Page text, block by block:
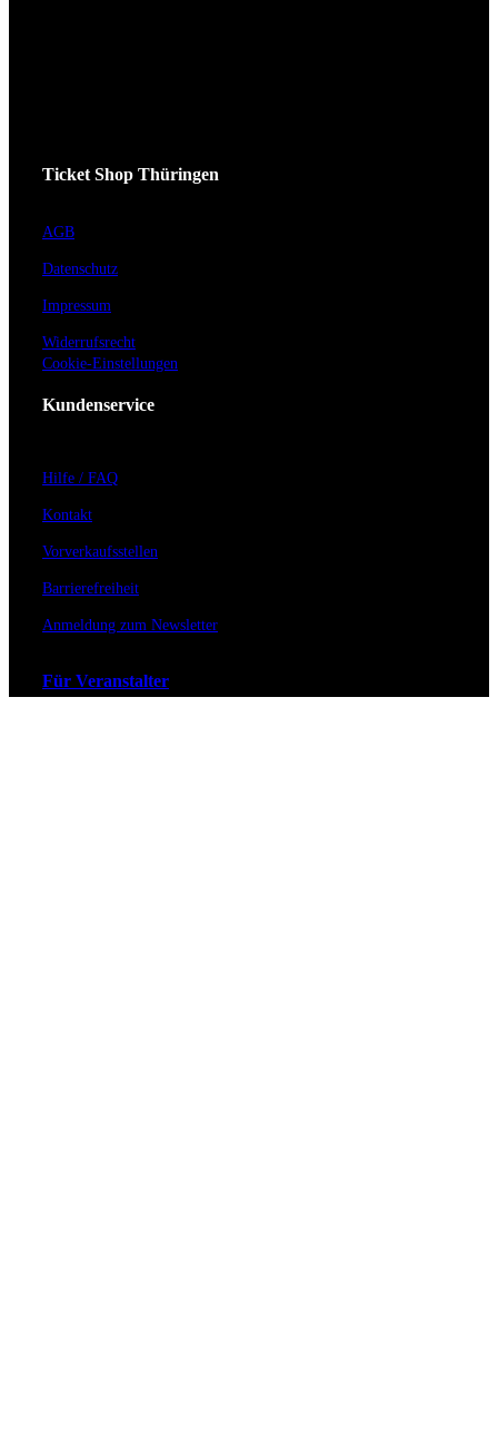
Ticket Shop Thüringen
AGB
Datenschutz
Impressum
Widerrufsrecht
Cookie-Einstellungen
Kundenservice
Hilfe / FAQ
Kontakt
Vorverkaufsstellen
Barrierefreiheit
Anmeldung zum Newsletter
Für Veranstalter